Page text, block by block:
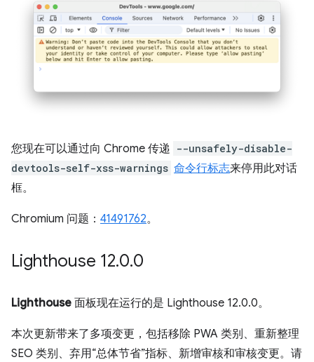
您现在可以通过向 Chrome 传递 --unsafely-disable-
devtools-self-xss-warnings 命令行标志来停用此对话
框。
Chromium 问题： 41491762。
Lighthouse 12.0.0
Lighthouse 面板现在运行的是 Lighthouse 12.0.0。
本次更新带来了多项变更，包括移除 PWA 类别、重新整理
SEO 类别、弃用“总体节省”指标、新增审核和审核变更。请